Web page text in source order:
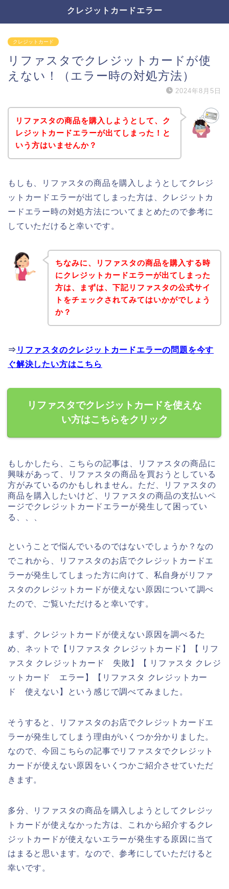
クレジットカードエラー
クレジットカード
リファスタでクレジットカードが使
えない！（エラー時の対処方法）
2024年8月5日
リファスタの商品を購入しようとして、ク
レジットカードエラーが出てしまった！と
いう方はいませんか？
もしも、リファスタの商品を購入しようとしてクレジ
ットカードエラーが出てしまった方は、クレジットカ
ードエラー時の対処方法についてまとめたので参考に
していただけると幸いです。
ちなみに、リファスタの商品を購入する時
にクレジットカードエラーが出てしまった
方は、まずは、下記リファスタの公式サイ
トをチェックされてみてはいかがでしょう
か？
⇒ リファスタのクレジットカードエラーの問題を今す
ぐ解決したい方はこちら
リファスタでクレジットカードを使えな
い方はこちらをクリック
もしかしたら、こちらの記事は、リファスタの商品に
興味があって、リファスタの商品を買おうとしている
方がみているのかもしれません。ただ、リファスタの
商品を購入したいけど、リファスタの商品の支払いペ
ージでクレジットカードエラーが発生して困ってい
る、、、
ということで悩んでいるのではないでしょうか？なの
でこれから、リファスタのお店でクレジットカードエ
ラーが発生してしまった方に向けて、私自身がリファ
スタのクレジットカードが使えない原因について調べ
たので、ご覧いただけると幸いです。
まず、クレジットカードが使えない原因を調べるた
め、ネットで【リファスタ クレジットカード】【 リフ
ァスタ クレジットカード 失敗】【 リファスタ クレジ
ットカード エラー】【リファスタ クレジットカー
ド 使えない】という感じで調べてみました。
そうすると、リファスタのお店でクレジットカードエ
ラーが発生してしまう理由がいくつか分かりました。
なので、今回こちらの記事でリファスタでクレジット
カードが使えない原因をいくつかご紹介させていただ
きます。
多分、リファスタの商品を購入しようとしてクレジッ
トカードが使えなかった方は、これから紹介するクレ
ジットカードが使えないエラーが発生する原因に当て
はまると思います。なので、参考にしていただけると
幸いです。